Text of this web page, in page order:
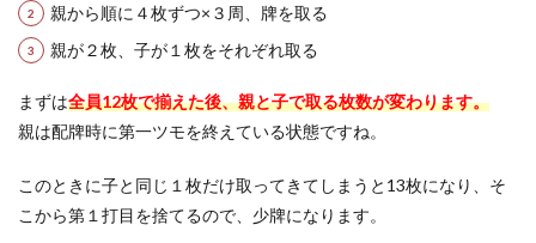
親から順に４枚ずつ×３周、牌を取る
親が２枚、子が１枚をそれぞれ取る
まずは全員12枚で揃えた後、親と子で取る枚数が変わります。
親は配牌時に第一ツモを終えている状態ですね。
このときに子と同じ１枚だけ取ってきてしまうと13枚になり、そ
こから第１打目を捨てるので、少牌になります。